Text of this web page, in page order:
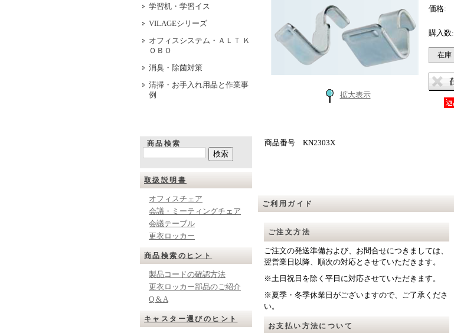
学習机・学習イス
VILAGEシリーズ
オフィスシステム・ＡＬＴ Ｋ
ＯＢＯ
消臭・除菌対策
清掃・お手入れ用品と作業事
例
商品検索
取扱説明書
オフィスチェア
会議・ミーティングチェア
会議テーブル
更衣ロッカー
商品検索のヒント
製品コードの確認方法
更衣ロッカー部品のご紹介
Q & A
キャスター選びのヒント
拡大表示
価格:
購入数:
在庫
商品番号 KN2303X
ご利用ガイド
ご注文方法
ご注文の発送準備および、お問合せにつきましては、
翌営業日以降、順次の対応とさせていただきます。
※土日祝日を除く平日に対応させていただきます。
※夏季・冬季休業日がございますので、ご了承くださ
い。
お支払い方法について